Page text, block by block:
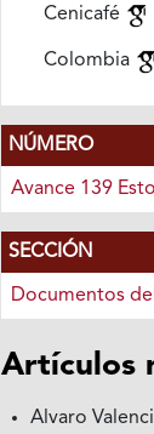
Cenicafé
Colombia
NÚMERO
Avance 139
SECCIÓN
Documentos
Artículos
Alvaro